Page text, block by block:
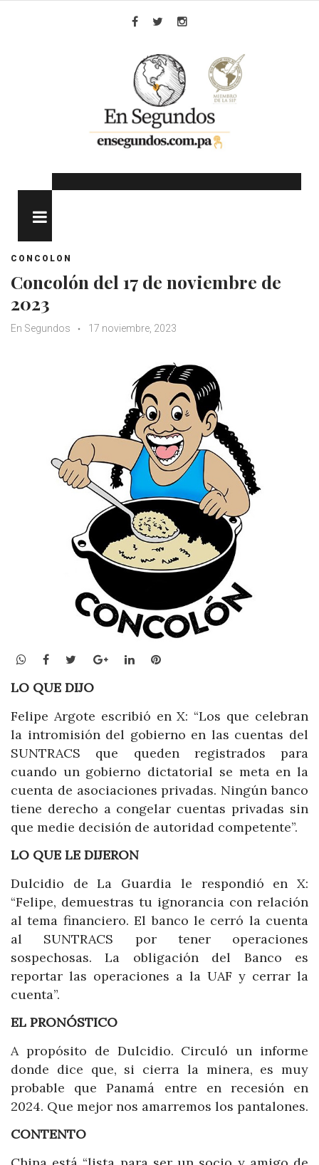
CONCOLON
Concolón del 17 de noviembre de
2023
En Segundos 17 noviembre, 2023
WhatsApp
Facebook
TwitterGoogle+LinkedInPinterest
LO QUE DIJO
Felipe Argote escribió en X: “Los que celebran
la intromisión del gobierno en las cuentas del
SUNTRACS que queden registrados para
cuando un gobierno dictatorial se meta en la
cuenta de asociaciones privadas. Ningún banco
tiene derecho a congelar cuentas privadas sin
que medie decisión de autoridad competente”.
LO QUE LE DIJERON
Dulcidio de La Guardia le respondió en X:
“Felipe, demuestras tu ignorancia con relación
al tema financiero. El banco le cerró la cuenta
al SUNTRACS por tener operaciones
sospechosas. La obligación del Banco es
reportar las operaciones a la UAF y cerrar la
cuenta”.
EL PRONÓSTICO
A propósito de Dulcidio. Circuló un informe
donde dice que, si cierra la minera, es muy
probable que Panamá entre en recesión en
2024. Que mejor nos amarremos los pantalones.
CONTENTO